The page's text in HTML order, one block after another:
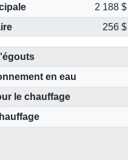
2 188
256
en eau
le chauffage